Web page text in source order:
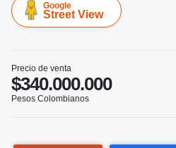
Google
Street View
Precio de venta
$340.000.000
Pesos Colombianos